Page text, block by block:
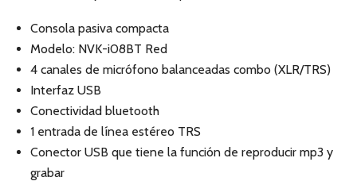
Consola pasiva compacta
Modelo: NVK-i08BT Red
4 canales de micrófono balanceadas combo (XLR/TRS)
Interfaz USB
Conectividad bluetooth
1 entrada de línea estéreo TRS
Conector USB que tiene la función de reproducir mp3 y
grabar